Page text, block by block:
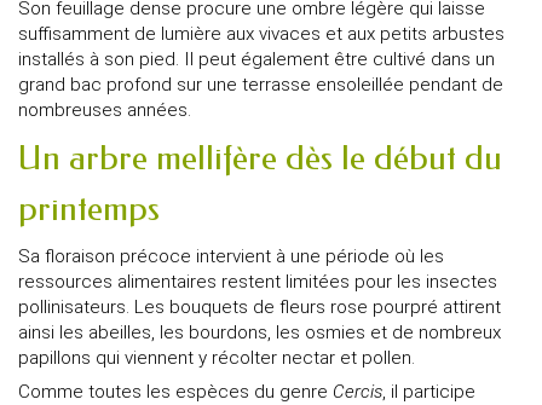
Son feuillage dense procure une ombre légère qui laisse
suffisamment de lumière aux vivaces et aux petits arbustes
installés à son pied. Il peut également être cultivé dans un
grand bac profond sur une terrasse ensoleillée pendant de
nombreuses années.
Un arbre mellifère dès le début du
printemps
Sa floraison précoce intervient à une période où les
ressources alimentaires restent limitées pour les insectes
pollinisateurs. Les bouquets de fleurs rose pourpré attirent
ainsi les abeilles, les bourdons, les osmies et de nombreux
papillons qui viennent y récolter nectar et pollen.
Comme toutes les espèces du genre Cercis, il participe